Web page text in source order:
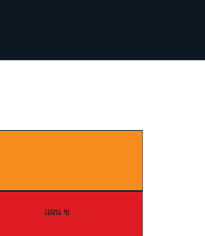
แผน ข